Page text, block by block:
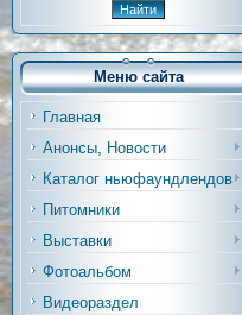
Меню сайта
Главная
Анонсы, Новости
Каталог ньюфаундлендов
Питомники
Выставки
Фотоальбом
Видеораздел